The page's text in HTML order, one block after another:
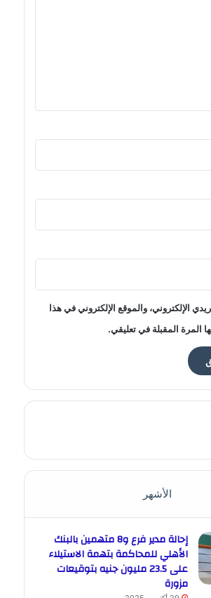
الإلكتروني، والموقع الإلكتروني في هذا
المرة المقبلة في تعليقي.
الأشهر
إحالة مدير فرع و8 متهمين بالبنك
الأهلي للمحاكمة بتهمة الاستيلاء
على 23.5 مليون جنيه بتوقيعات
مزورة